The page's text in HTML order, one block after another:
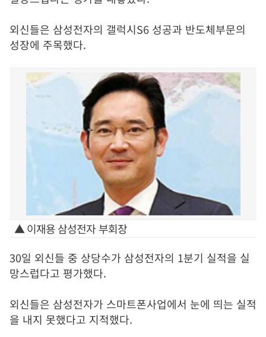
외신들은 삼성전자의 갤럭시S6 성공과 반도체부문의
성장에 주목했다.
▲ 이재용 삼성전자 부회장
30일 외신들 중 상당수가 삼성전자의 1분기 실적을 실
망스럽다고 평가했다.
외신들은 삼성전자가 스마트폰사업에서 눈에 띄는 실적
을 내지 못했다고 지적했다.